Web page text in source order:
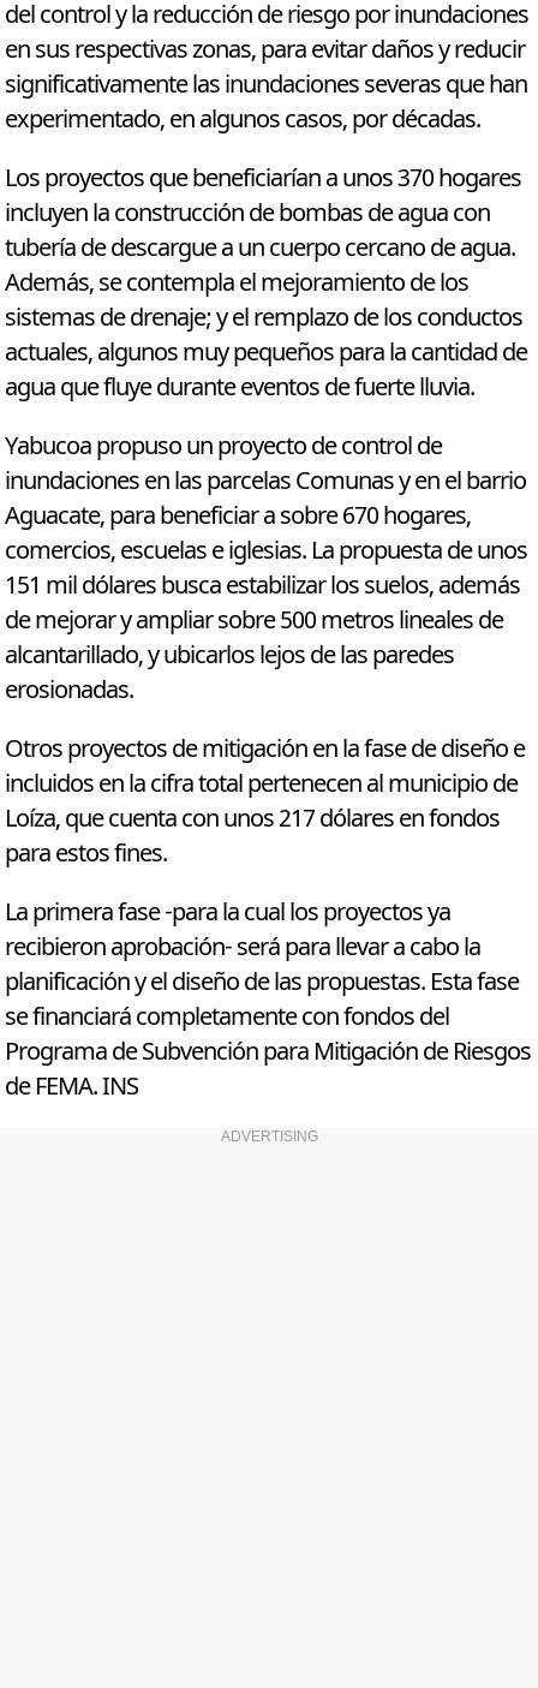
del control y la reducción de riesgo por inundaciones
en sus respectivas zonas, para evitar daños y reducir
significativamente las inundaciones severas que han
experimentado, en algunos casos, por décadas.
Los proyectos que beneficiarían a unos 370 hogares
incluyen la construcción de bombas de agua con
tubería de descargue a un cuerpo cercano de agua.
Además, se contempla el mejoramiento de los
sistemas de drenaje; y el remplazo de los conductos
actuales, algunos muy pequeños para la cantidad de
agua que fluye durante eventos de fuerte lluvia.
Yabucoa propuso un proyecto de control de
inundaciones en las parcelas Comunas y en el barrio
Aguacate, para beneficiar a sobre 670 hogares,
comercios, escuelas e iglesias. La propuesta de unos
151 mil dólares busca estabilizar los suelos, además
de mejorar y ampliar sobre 500 metros lineales de
alcantarillado, y ubicarlos lejos de las paredes
erosionadas.
Otros proyectos de mitigación en la fase de diseño e
incluidos en la cifra total pertenecen al municipio de
Loíza, que cuenta con unos 217 dólares en fondos
para estos fines.
La primera fase -para la cual los proyectos ya
recibieron aprobación- será para llevar a cabo la
planificación y el diseño de las propuestas. Esta fase
se financiará completamente con fondos del
Programa de Subvención para Mitigación de Riesgos
de FEMA. INS
ADVERTISING